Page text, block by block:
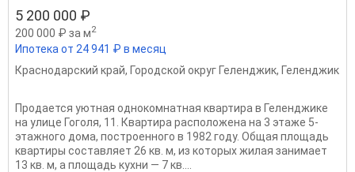
5 200 000 ₽
200 000 ₽ за м2
Ипотека от 24 941 ₽ в месяц
Краснодарский край, Городской округ Геленджик, Геленджик
Продается уютная однокомнатная квартира в Геленджике
на улице Гоголя, 11. Квартира расположена на 3 этаже 5-
этажного дома, построенного в 1982 году. Общая площадь
квартиры составляет 26 кв. м, из которых жилая занимает
13 кв. м, а площадь кухни — 7 кв....